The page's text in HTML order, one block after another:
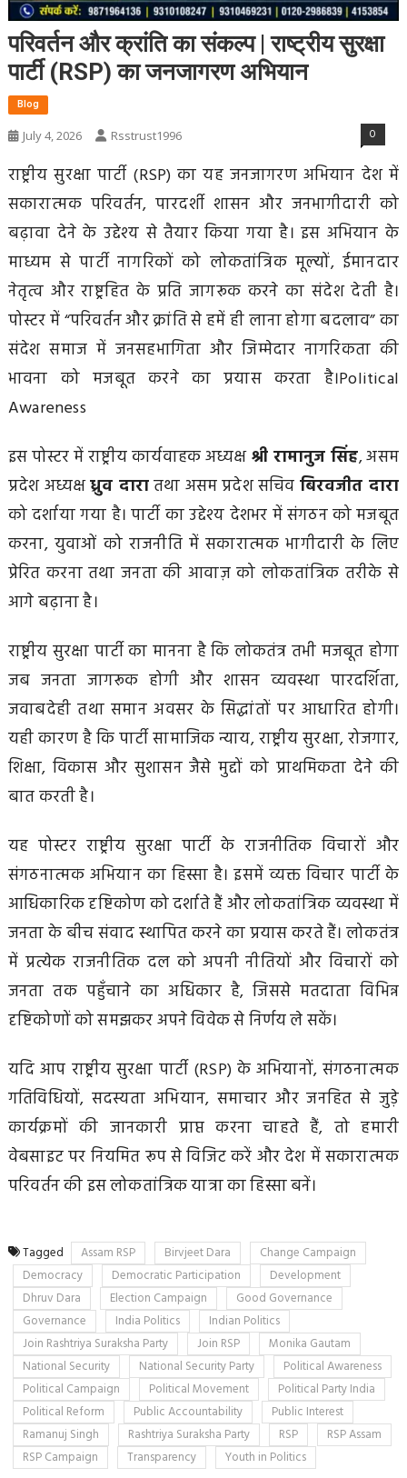
परिवर्तन और क्रांति का संकल्प | राष्ट्रीय सुरक्षा
पार्टी (RSP) का जनजागरण अभियान
Blog
July 4, 2026
Rsstrust1996 0
राष्ट्रीय सुरक्षा पार्टी (RSP) का यह जनजागरण अभियान देश में
सकारात्मक परिवर्तन, पारदर्शी शासन और जनभागीदारी को
बढ़ावा देने के उद्देश्य से तैयार किया गया है। इस अभियान के
माध्यम से पार्टी नागरिकों को लोकतांत्रिक मूल्यों, ईमानदार
नेतृत्व और राष्ट्रहित के प्रति जागरूक करने का संदेश देती है।
पोस्टर में “परिवर्तन और क्रांति से हमें ही लाना होगा बदलाव” का
संदेश समाज में जनसहभागिता और जिम्मेदार नागरिकता की
भावना को मजबूत करने का प्रयास करता है।Political
Awareness
इस पोस्टर में राष्ट्रीय कार्यवाहक अध्यक्षश्री रामानुज सिंह, असम
प्रदेश अध्यक्षध्रुव दारातथा असम प्रदेश सचिव बिरवजीत दारा
को दर्शाया गया है। पार्टी का उद्देश्य देशभर में संगठन को मजबूत
करना, युवाओं को राजनीति में सकारात्मक भागीदारी के लिए
प्रेरित करना तथा जनता की आवाज़ को लोकतांत्रिक तरीके से
आगे बढ़ाना है।
राष्ट्रीय सुरक्षा पार्टी का मानना है कि लोकतंत्र तभी मजबूत होगा
जब जनता जागरूक होगी और शासन व्यवस्था पारदर्शिता,
जवाबदेही तथा समान अवसर के सिद्धांतों पर आधारित होगी।
यही कारण है कि पार्टी सामाजिक न्याय, राष्ट्रीय सुरक्षा, रोजगार,
शिक्षा, विकास और सुशासन जैसे मुद्दों को प्राथमिकता देने की
बात करती है।
यह पोस्टर राष्ट्रीय सुरक्षा पार्टी के राजनीतिक विचारों और
संगठनात्मक अभियान का हिस्सा है। इसमें व्यक्त विचार पार्टी के
आधिकारिक दृष्टिकोण को दर्शाते हैं और लोकतांत्रिक व्यवस्था में
जनता के बीच संवाद स्थापित करने का प्रयास करते हैं। लोकतंत्र
में प्रत्येक राजनीतिक दल को अपनी नीतियों और विचारों को
जनता तक पहुँचाने का अधिकार है, जिससे मतदाता विभिन्न
दृष्टिकोणों को समझकर अपने विवेक से निर्णय ले सकें।
यदि आप राष्ट्रीय सुरक्षा पार्टी (RSP) के अभियानों, संगठनात्मक
गतिविधियों, सदस्यता अभियान, समाचार और जनहित से जुड़े
कार्यक्रमों की जानकारी प्राप्त करना चाहते हैं, तो हमारी
वेबसाइट पर नियमित रूप से विजिट करें और देश में सकारात्मक
परिवर्तन की इस लोकतांत्रिक यात्रा का हिस्सा बनें।
Tagged Assam RSP Birvjeet Dara
Change Campaign
Democracy
Democratic Participation
Development
Dhruv Dara
Election Campaign
Good Governance
Governance
India Politics
Indian Politics
Join Rashtriya Suraksha Party
Join RSP
Monika Gautam
National Security
National Security Party
Political Awareness
Political Campaign
Political Movement
Political Party India
Political Reform
Public Accountability
Public Interest
Ramanuj Singh
Rashtriya Suraksha Party RSP
RSP Assam
RSP Campaign
Transparency Youth in Politics